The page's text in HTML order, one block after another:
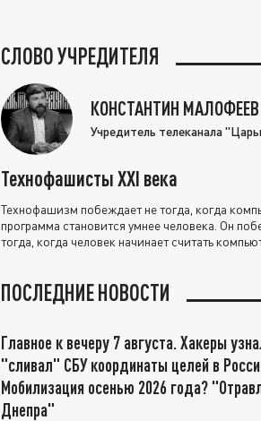
СЛОВО УЧРЕДИТЕЛЯ
КОНСТАНТИН МАЛОФЕЕВ
Учредитель телеканала
Технофашисты XXI века
Технофашизм побеждает не тогда, когда
программа становится умнее человека. Он
тогда, когда человек начинает считать
ПОСЛЕДНИЕ НОВОСТИ
Главное к вечеру 7 августа. Хакеры
"сливал" СБУ координаты целей в
Мобилизация осенью 2026 года?
Днепра"